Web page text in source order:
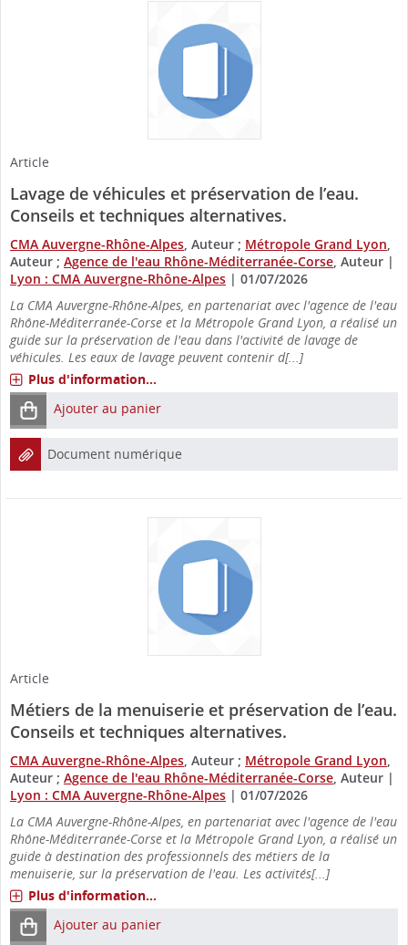
Article
Lavage de véhicules et préservation de l’eau.
Conseils et techniques alternatives.
CMA Auvergne-Rhône-Alpes , Auteur ; Métropole Grand Lyon
Auteur ; Agence de l'eau Rhône-Méditerranée-Corse , Auteur |
Lyon : CMA Auvergne-Rhône-Alpes | 01/07/2026
La CMA Auvergne-Rhône-Alpes, en partenariat avec l'agence de l'eau
Rhône-Méditerranée-Corse et la Métropole Grand Lyon, a réalisé un
guide sur la préservation de l'eau dans l'activité de lavage de
véhicules. Les eaux de lavage peuvent contenir d[...]
Plus d'information...
Ajouter au panier
Document numérique
Article
Métiers de la menuiserie et préservation de l’eau.
Conseils et techniques alternatives.
CMA Auvergne-Rhône-Alpes , Auteur ; Métropole Grand Lyon
Auteur ; Agence de l'eau Rhône-Méditerranée-Corse , Auteur |
Lyon : CMA Auvergne-Rhône-Alpes | 01/07/2026
La CMA Auvergne-Rhône-Alpes, en partenariat avec l'agence de l'eau
Rhône-Méditerranée-Corse et la Métropole Grand Lyon, a réalisé un
guide à destination des professionnels des métiers de la
menuiserie, sur la préservation de l'eau. Les activités[...]
Plus d'information...
Ajouter au panier